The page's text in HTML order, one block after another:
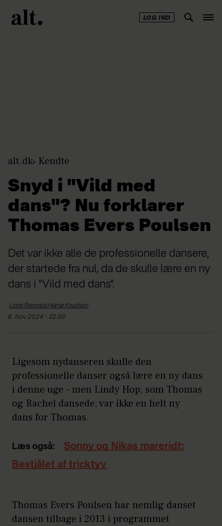
LOG IND
alt.dk Kendte
Snyd i "Vild med
dans"? Nu forklarer
Thomas Evers Poulsen
Det var ikke alle de professionelle dansere,
der startede fra nul, da de skulle lære en ny
dans i "Vild med dans".
Lotte Røntved HjarnøKnudsen
8. Nov 2024 - 22:50
Ligesom nydanseren skulle den
professionelle danser også lære en ny dans
i denne uge - men Lindy Hop, som Thomas
og Rachel dansede, var ikke en helt ny
dans for Thomas.
Læs også:
Sonny og Nikas mareridt:
Bestjålet af tricktyv
Thomas Evers Poulsen har nemlig danset
dansen tilbage i 2013 i programmet